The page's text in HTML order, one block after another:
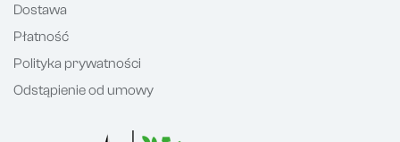
Dostawa
Płatność
Polityka prywatności
Odstąpienie od umowy